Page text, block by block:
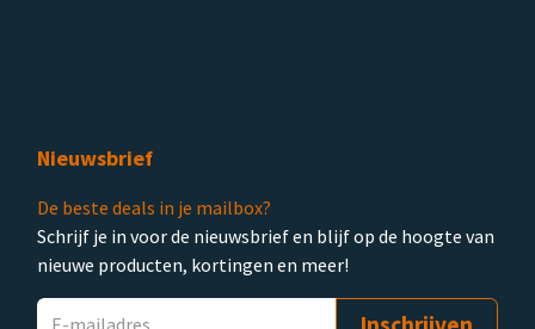
Nieuwsbrief
De beste deals in je mailbox?
Schrijf je in voor de nieuwsbrief en blijf op de hoogte van
nieuwe producten, kortingen en meer!